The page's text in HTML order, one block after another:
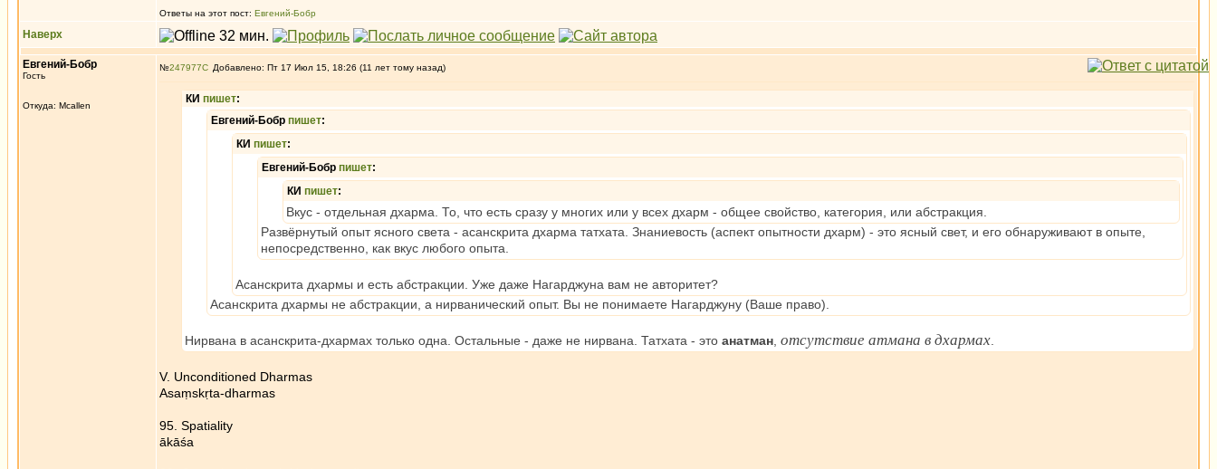
Ответы на этот пост: Евгений-Бобр
Наверх
Евгений-Бобр
Гость
Откуда: Mcallen
№247977 Добавлено: Пт 17 Июл 15, 18:26 (11 лет тому назад)
КИ пишет:
Евгений-Бобр пишет:
КИ пишет:
Евгений-Бобр пишет:
КИ пишет:
Вкус - отдельная дхарма. То, что есть сразу у многих или у всех дхарм - общее свойство, категория, или абстракция.
Развёрнутый опыт ясного света - асанскрита дхарма татхата. Знаниевость (аспект опытности дхарм) - это ясный свет, и его обнаруживают в опыте,
непосредственно, как вкус любого опыта.
Асанскрита дхармы и есть абстракции. Уже даже Нагарджуна вам не авторитет?
Асанскрита дхармы не абстракции, а нирванический опыт. Вы не понимаете Нагарджуну (Ваше право).
Нирвана в асанскрита-дхармах только одна. Остальные - даже не нирвана. Татхата - это анатман отсутствие атмана в дхармах
V. Unconditioned Dharmas
Asaṃskṛta-dharmas
95. Spatiality
ākāśa